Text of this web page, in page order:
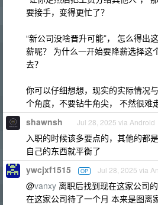
要接手，变得更忙了？
“新公司没啥晋升可能”， 怎么得出
薪呢？ 为什么一开始要降薪选择这
去？
你可以仔细想想，现实的实际情况
个角度，不要钻牛角尖， 不然很难
shawnsh Jul 28, 2025 via Android
入职的时候该多要点的，其他的都
自己的东西就平衡了
ywcjxf1515 OP Jul 28, 2025 via
@vanxy 离职后找到现在这家公司的
在这家公司待了一个月 本来是图离